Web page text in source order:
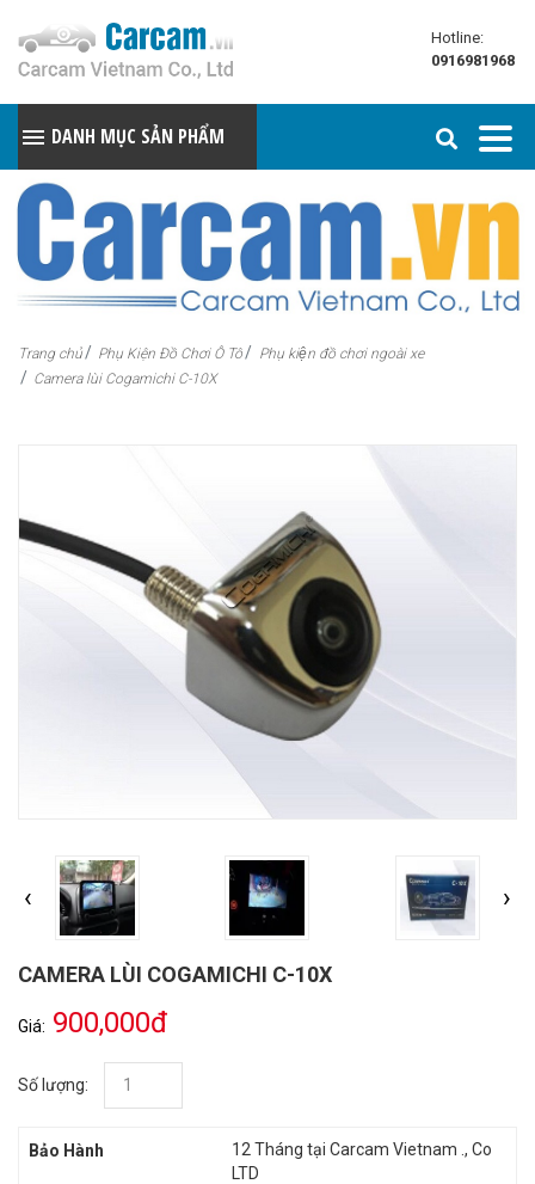
Hotline:
0916981968
DANH MỤC SẢN PHẨM
Trang chủ Phụ Kiện Đồ Chơi Ô Tô
Phụ kiện đồ chơi ngoài xe
Camera lùi Cogamichi C-10X
‹ ›
CAMERA LÙI COGAMICHI C-10X
Giá: 900,000đ
Số lượng:
Bảo Hành
12 Tháng tại Carcam Vietnam ., Co
LTD